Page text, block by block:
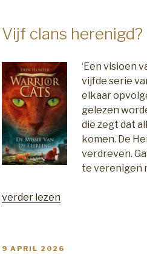
Vijf clans herenigd?
‘Een visioen
vijfde serie
elkaar
gelezen
die zegt dat
komen. De
verdreven.
te verenigen
“Warrior
verder lezen
GEPLAATST
9 APRIL 2026